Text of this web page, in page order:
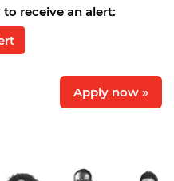
receive an alert:
Apply now »